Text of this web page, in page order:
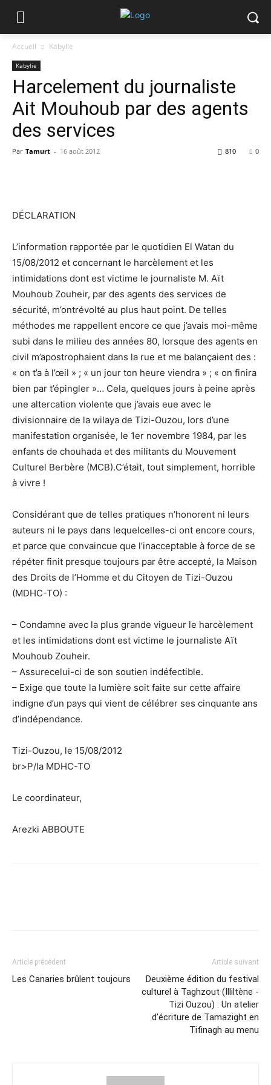
Accueil Kabylie
Kabylie
Harcelement du journaliste
Ait Mouhoub par des agents
des services
Par Tamurt - 16 août 2012 0
810
DÉCLARATION
L’information rapportée par le quotidien El Watan du
15/08/2012 et concernant le harcèlement et les
intimidations dont est victime le journaliste M. Aït
Mouhoub Zouheir, par des agents des services de
sécurité, m’ontrévolté au plus haut point. De telles
méthodes me rappellent encore ce que j’avais moi-même
subi dans le milieu des années 80, lorsque des agents en
civil m’apostrophaient dans la rue et me balançaient des :
« on t’a à l’œil » ; « un jour ton heure viendra » ; « on finira
bien par t’épingler »… Cela, quelques jours à peine après
une altercation violente que j’avais eue avec le
divisionnaire de la wilaya de Tizi-Ouzou, lors d’une
manifestation organisée, le 1er novembre 1984, par les
enfants de chouhada et des militants du Mouvement
Culturel Berbère (MCB).C’était, tout simplement, horrible
à vivre !
Considérant que de telles pratiques n’honorent ni leurs
auteurs ni le pays dans lequelcelles-ci ont encore cours,
et parce que convaincue que l’inacceptable à force de se
répéter finit presque toujours par être accepté, la Maison
des Droits de l’Homme et du Citoyen de Tizi-Ouzou
(MDHC-TO) :
– Condamne avec la plus grande vigueur le harcèlement
et les intimidations dont est victime le journaliste Aït
Mouhoub Zouheir.
– Assurecelui-ci de son soutien indéfectible.
– Exige que toute la lumière soit faite sur cette affaire
indigne d’un pays qui vient de célébrer ses cinquante ans
d’indépendance.
Tizi-Ouzou, le 15/08/2012
br>P/la MDHC-TO
Le coordinateur,
Arezki ABBOUTE
Article précédent
Les Canaries brûlent toujours
Article suivant
Deuxième édition du festival
culturel à Taghzout (Illiltène -
Tizi Ouzou) : Un atelier
d’écriture de Tamazight en
Tifinagh au menu